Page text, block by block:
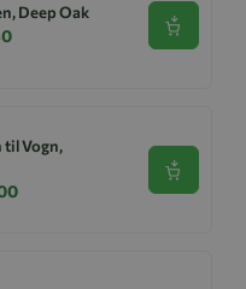
Deep Oak
Se
til Vogn,
Se